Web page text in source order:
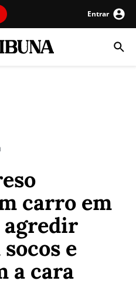
Entrar
carro em
agredir
e
a cara